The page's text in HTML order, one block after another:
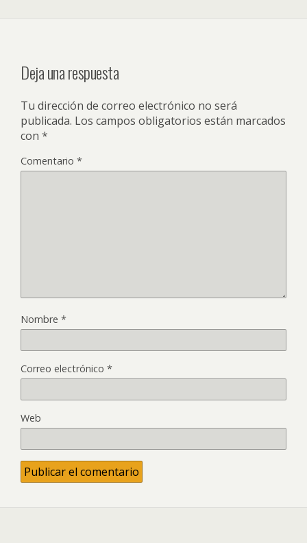
Deja una respuesta
Tu dirección de correo electrónico no será
publicada. Los campos obligatorios están marcados
con *
Comentario *
Nombre *
Correo electrónico *
Web